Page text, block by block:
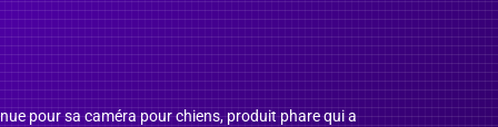
pour sa caméra pour chiens, produit phare qui a